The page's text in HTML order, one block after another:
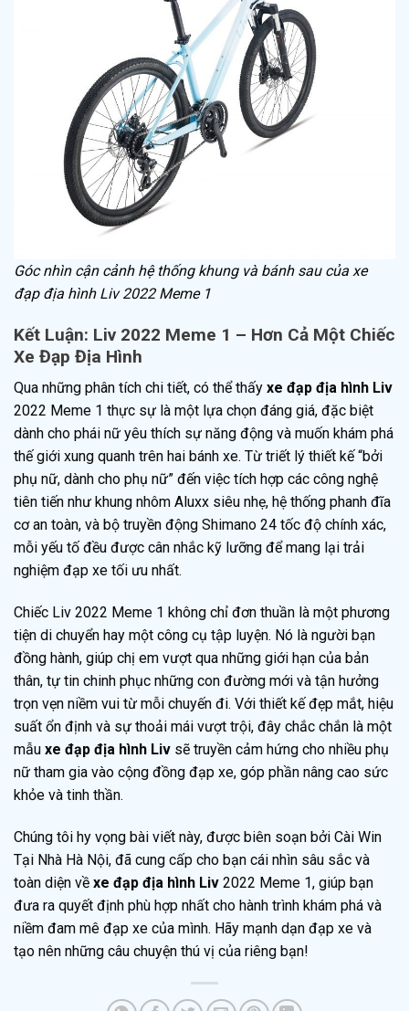
Góc nhìn cận cảnh hệ thống khung và bánh sau của xe
đạp địa hình Liv 2022 Meme 1
Kết Luận: Liv 2022 Meme 1 – Hơn Cả Một Chiếc
Xe Đạp Địa Hình
Qua những phân tích chi tiết, có thể thấy xe đạp địa hình Liv
2022 Meme 1 thực sự là một lựa chọn đáng giá, đặc biệt
dành cho phái nữ yêu thích sự năng động và muốn khám phá
thế giới xung quanh trên hai bánh xe. Từ triết lý thiết kế “bởi
phụ nữ, dành cho phụ nữ” đến việc tích hợp các công nghệ
tiên tiến như khung nhôm Aluxx siêu nhẹ, hệ thống phanh đĩa
cơ an toàn, và bộ truyền động Shimano 24 tốc độ chính xác,
mỗi yếu tố đều được cân nhắc kỹ lưỡng để mang lại trải
nghiệm đạp xe tối ưu nhất.
Chiếc Liv 2022 Meme 1 không chỉ đơn thuần là một phương
tiện di chuyển hay một công cụ tập luyện. Nó là người bạn
đồng hành, giúp chị em vượt qua những giới hạn của bản
thân, tự tin chinh phục những con đường mới và tận hưởng
trọn vẹn niềm vui từ mỗi chuyến đi. Với thiết kế đẹp mắt, hiệu
suất ổn định và sự thoải mái vượt trội, đây chắc chắn là một
mẫu xe đạp địa hình Liv sẽ truyền cảm hứng cho nhiều phụ
nữ tham gia vào cộng đồng đạp xe, góp phần nâng cao sức
khỏe và tinh thần.
Chúng tôi hy vọng bài viết này, được biên soạn bởi Cài Win
Tại Nhà Hà Nội, đã cung cấp cho bạn cái nhìn sâu sắc và
toàn diện về xe đạp địa hình Liv 2022 Meme 1, giúp bạn
đưa ra quyết định phù hợp nhất cho hành trình khám phá và
niềm đam mê đạp xe của mình. Hãy mạnh dạn đạp xe và
tạo nên những câu chuyện thú vị của riêng bạn!